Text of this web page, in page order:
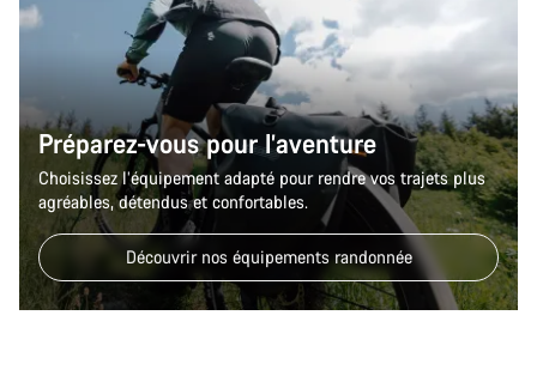
Préparez-vous pour l’aventure
Choisissez l’équipement adapté pour rendre vos trajets plus
agréables, détendus et confortables.
Découvrir nos équipements randonnée